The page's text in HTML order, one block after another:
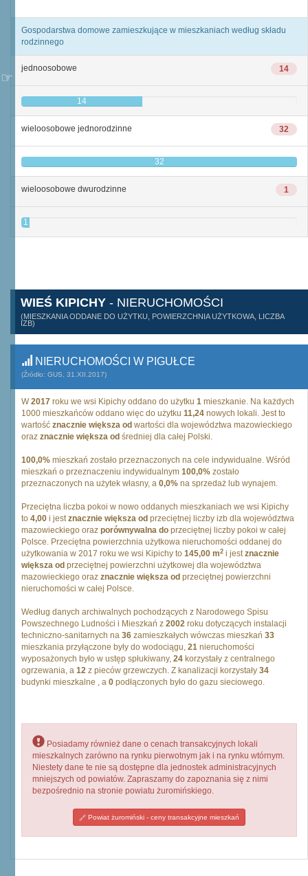
Gospodarstwa domowe zamieszkujące w mieszkaniach według składu
rodzinnego
14
jednoosobowe
14
32
wieloosobowe jednorodzinne
32
1
wieloosobowe dwurodzinne
1
WIEŚ KIPICHY - NIERUCHOMOŚCI
(MIESZKANIA ODDANE DO UŻYTKU, POWIERZCHNIA UŻYTKOWA, LICZBA
IZB)
NIERUCHOMOŚCI W PIGUŁCE
(Źródło: GUS, 31.XII.2017)
W2017 roku we wsi Kipichy oddano do użytku 1 mieszkanie. Na każdych
1000 mieszkańców oddano więc do użytku 11,24 nowych lokali. Jest to
wartość znacznie większa od wartości dla województwa mazowieckiego
oraz znacznie większa od średniej dla całej Polski.
100,0% mieszkań zostało przeznaczonych na cele indywidualne. Wśród
mieszkań o przeznaczeniu indywidualnym 100,0% zostało
przeznaczonych na użytek własny, a 0,0% na sprzedaż lub wynajem.
Przeciętna liczba pokoi w nowo oddanych mieszkaniach we wsi Kipichy
to 4,00 i jestznacznie większa od przeciętnej liczby izb dla województwa
mazowieckiego oraz porównywalna do przeciętnej liczby pokoi w całej
Polsce. Przeciętna powierzchnia użytkowa nieruchomości oddanej do
użytkowania w 2017 roku we wsi Kipichy to 145,00 m2 i jestznacznie
większa od przeciętnej powierzchni użytkowej dla województwa
mazowieckiego oraz znacznie większa od przeciętnej powierzchni
nieruchomości w całej Polsce.
Według danych archiwalnych pochodzących z Narodowego Spisu
Powszechnego Ludności i Mieszkań z 2002 roku dotyczących instalacji
techniczno-sanitarnych na 36 zamieszkałych wówczas mieszkań 33
mieszkania przyłączone były do wodociągu, 21 nieruchomości
wyposażonych było w ustęp spłukiwany, 24 korzystały z centralnego
ogrzewania, a 12 z pieców grzewczych. Z kanalizacji korzystały 34
budynki mieszkalne , a 0 podłączonych było do gazu sieciowego.
Posiadamy również dane o cenach transakcyjnych lokali
mieszkalnych zarówno na rynku pierwotnym jak i na rynku wtórnym.
Niestety dane te nie są dostępne dla jednostek administracyjnych
mniejszych od powiatów. Zapraszamy do zapoznania się z nimi
bezpośrednio na stronie powiatu żuromińskiego.
Powiat żuromiński - ceny transakcyjne mieszkań